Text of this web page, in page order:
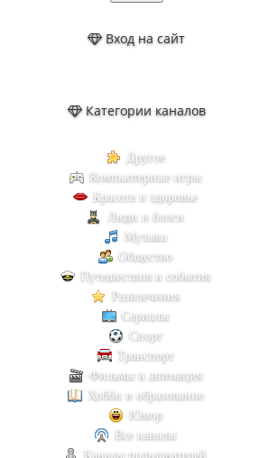
Вход на сайт
Категории каналов
Другое
Компьютерные игры
Красота и здоровье
Люди и блоги
Музыка
Общество
Путешествия и события
Развлечения
Сериалы
Спорт
Транспорт
Фильмы и анимация
Хобби и образование
Юмор
Все каналы
Каналы пользователей